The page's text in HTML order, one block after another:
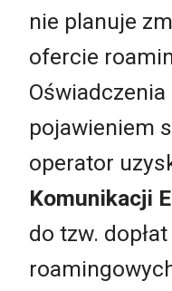
nie planuje
ofercie
pojawieniem
operator
Komunikacji
do tzw.